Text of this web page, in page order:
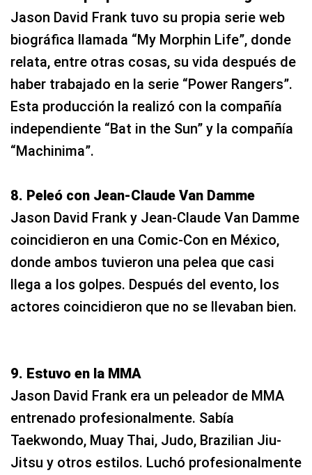
Jason David Frank tuvo su propia serie web
biográfica llamada “My Morphin Life”, donde
relata, entre otras cosas, su vida después de
haber trabajado en la serie “Power Rangers”.
Esta producción la realizó con la compañía
independiente “Bat in the Sun” y la compañía
“Machinima”.
8. Peleó con Jean-Claude Van Damme
Jason David Frank y Jean-Claude Van Damme
coincidieron en una Comic-Con en México,
donde ambos tuvieron una pelea que casi
llega a los golpes. Después del evento, los
actores coincidieron que no se llevaban bien.
9. Estuvo en la MMA
Jason David Frank era un peleador de MMA
entrenado profesionalmente. Sabía
Taekwondo, Muay Thai, Judo, Brazilian Jiu-
Jitsu y otros estilos. Luchó profesionalmente